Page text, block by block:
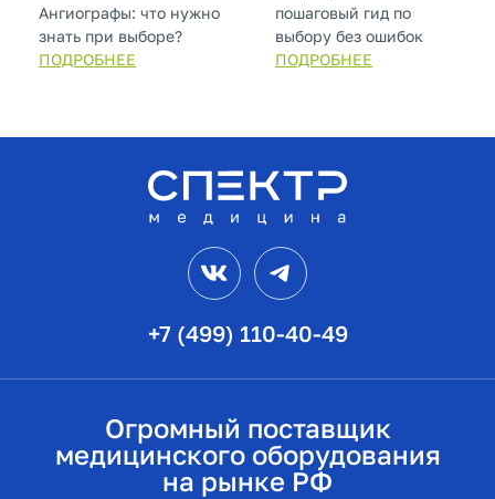
Ангиографы: что нужно
знать при выборе?
ПОДРОБНЕЕ
пошаговый гид по
выбору без ошибок
ПОДРОБНЕЕ
+7 (499) 110-40-49
VK
Огромный поставщик
медицинского оборудования
на рынке РФ